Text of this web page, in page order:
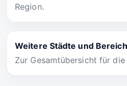
Region.
Weitere Städte und
Zur Gesamtübersicht für die